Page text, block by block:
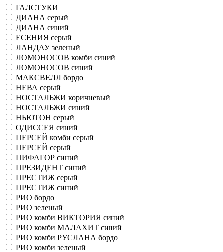
ГАЛСТУКИ
ДИАНА серый
ДИАНА синий
ЕСЕНИЯ серый
ЛАНДАУ зеленый
ЛОМОНОСОВ комби синий
ЛОМОНОСОВ синий
МАКСВЕЛЛ бордо
НЕВА серый
НОСТАЛЬЖИ коричневый
НОСТАЛЬЖИ синий
НЬЮТОН серый
ОДИССЕЯ синий
ПЕРСЕЙ комби серый
ПЕРСЕЙ серый
ПИФАГОР синий
ПРЕЗИДЕНТ синий
ПРЕСТИЖ серый
ПРЕСТИЖ синий
РИО бордо
РИО зеленый
РИО комби ВИКТОРИЯ синий
РИО комби МАЛАХИТ синий
РИО комби РУСЛАНА бордо
РИО комби зеленый